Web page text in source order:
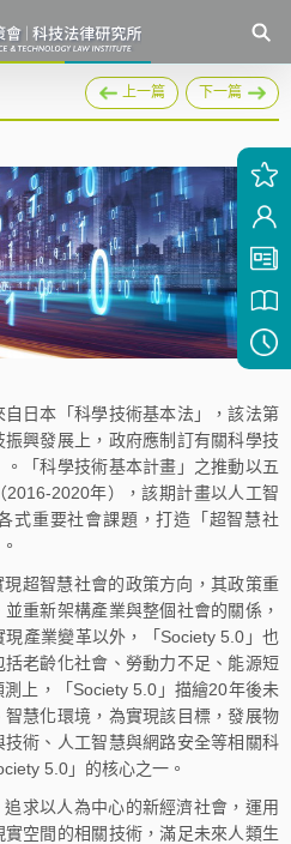
上一篇 下一篇
日本「科學技術基本法」，該法第
興發展上，政府應制訂有關科學技
「科學技術基本計畫」之推動以五
2020年），該期計畫以人工智
式重要社會課題，打造「超智慧社
超智慧社會的政策方向，其政策重
重新架構產業與整個社會的關係，
產業變革以外，「Society 5.0」也
老齡化社會、勞動力不足、能源短
上，「Society 5.0」描繪20年後未
慧化環境，為實現該目標，發展物
術、人工智慧與網路安全等相關科
5.0」的核心之一。
以人為中心的新經濟社會，運用
空間的相關技術，滿足未來人類生